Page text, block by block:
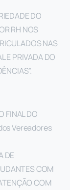
DO
RH NOS
NAS
E PRIVADA DO
FINAL DO
Vereadores
DE
COM
COM